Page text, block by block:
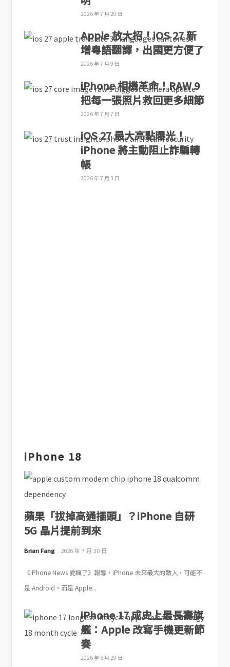
2026 年 7 月 20 日
Apple 放大招！iOS 27 新
增粵語翻譯，出國更方便了
2026 年 7 月 9 日
iPhone 相機革命！RAW 9
把每一張照片救回更多細節
2026 年 7 月 7 日
iOS 27 最大亮點曝光！
iPhone 將主動阻止詐騙轉
帳
2026 年 7 月 3 日
iPhone 18
蘋果「拔掉高通插頭」？iPhone 自研
5G 晶片提前到來
Brian Fang 2026 年 7 月 30 日
《iPhone News 愛瘋了》報導，iPhone 未來最大的敵人，可能不
是 Android，而是 Apple...
iPhone 17 成史上最長壽旗
艦：Apple 改寫手機更新節
奏
2026 年 6 月 29 日